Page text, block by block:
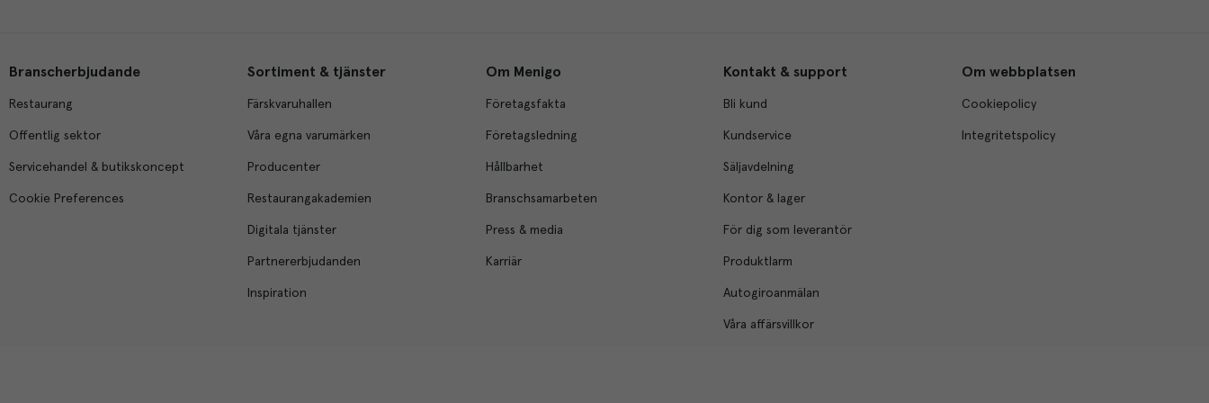
Branscherbjudande
Restaurang
Offentlig sektor
Servicehandel & butikskoncept
Cookie Preferences
Sortiment & tjänster
Färskvaruhallen
Våra egna varumärken
Producenter
Restaurangakademien
Digitala tjänster
Partnererbjudanden
Inspiration
Om Menigo
Företagsfakta
Företagsledning
Hållbarhet
Branschsamarbeten
Press & media
Karriär
Kontakt & support
Bli kund
Kundservice
Säljavdelning
Kontor & lager
För dig som leverantör
Produktlarm
Autogiroanmälan
Våra affärsvillkor
Om webbplatsen
Cookiepolicy
Integritetspolicy